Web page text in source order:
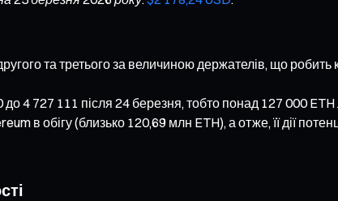
та третього за величиною держателів, що
4 727 111 після 24 березня, тобто понад 127 000
в обігу (близько 120,69 млн ETH), а отже, її дії